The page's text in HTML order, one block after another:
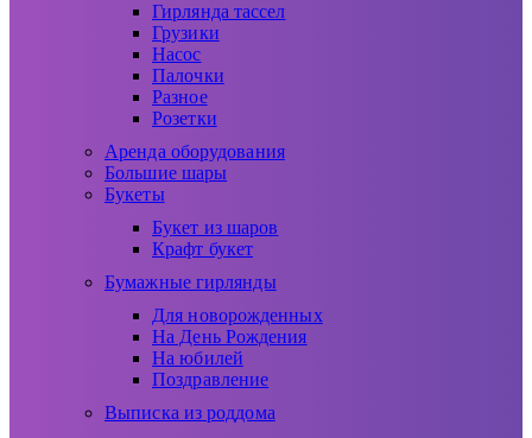
Гирлянда тассел
Грузики
Насос
Палочки
Разное
Розетки
Аренда оборудования
Большие шары
Букеты
Букет из шаров
Крафт букет
Бумажные гирлянды
Для новорожденных
На День Рождения
На юбилей
Поздравление
Выписка из роддома